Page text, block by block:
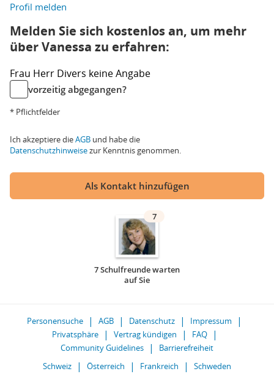
Profil melden
Melden Sie sich kostenlos an, um mehr
über Vanessa zu erfahren:
Frau Herr Divers keine Angabe
vorzeitig abgegangen?
* Pflichtfelder
Ich akzeptiere dieAGB und habe die
Datenschutzhinweisezur Kenntnis genommen.
Als Kontakt hinzufügen
7
7 Schulfreunde warten
auf Sie
Personensuche AGB Datenschutz
Impressum
Privatsphäre
Vertrag kündigen
FAQ
Community Guidelines
Barrierefreiheit
Schweiz
Österreich Frankreich Schweden